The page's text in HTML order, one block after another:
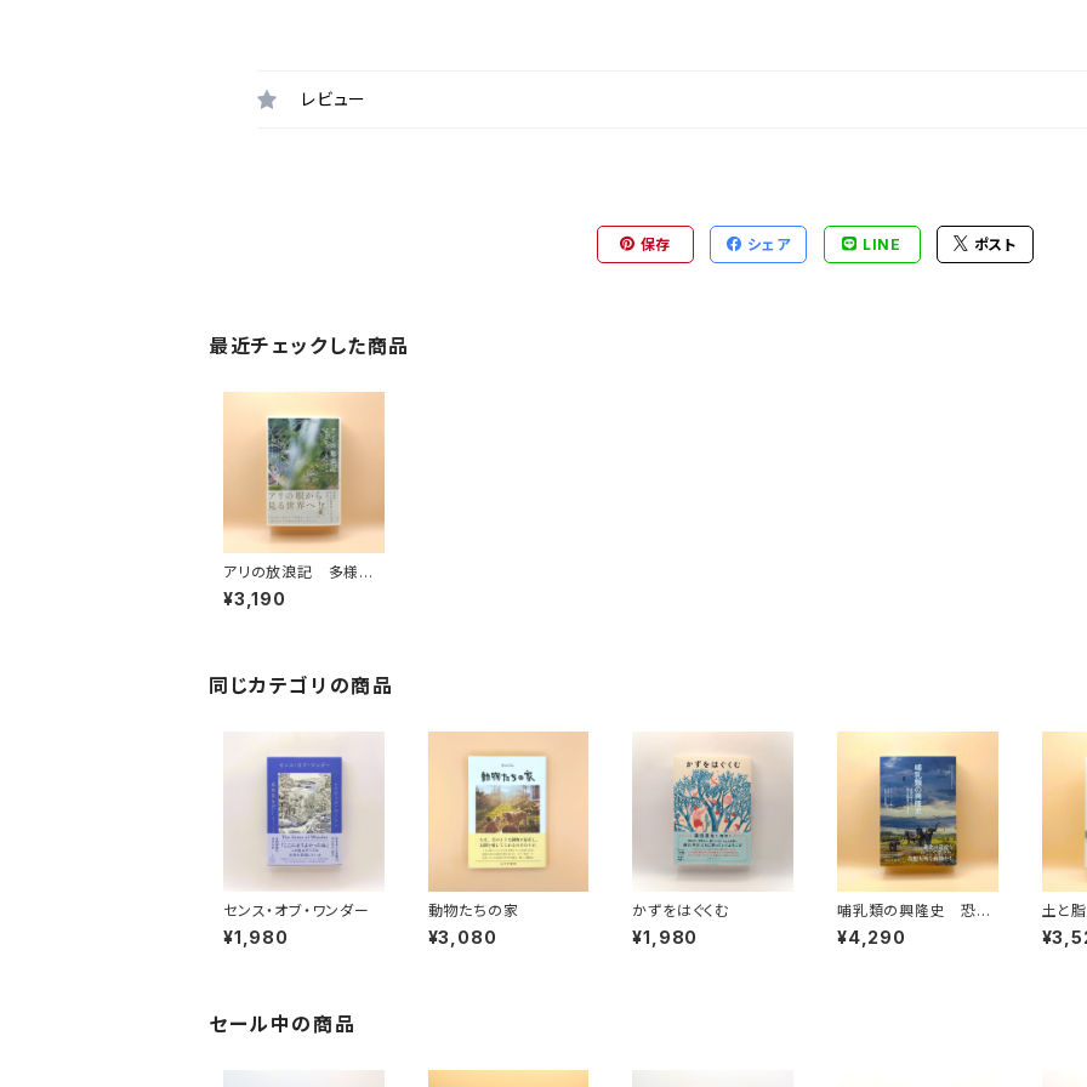
レビュー
保存 シェア LINE ポスト
最近チェックした商品
アリの放浪記 多様な
個が生み出す驚くべき
社会
¥3,190
同じカテゴリの商品
センス・オブ・ワンダー
¥1,980
動物たちの家
¥3,080
かずをはぐくむ
¥1,980
哺乳類の興隆史 恐竜
の陰を出て、新たな覇者
になるまで
¥4,290
土と
フード
セール中の商品